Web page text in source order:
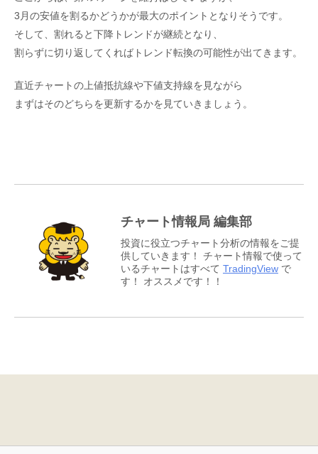
3月の安値を割るかどうかが最大のポイントとなりそうです。
そして、割れると下降トレンドが継続となり、
割らずに切り返してくればトレンド転換の可能性が出てきます。
直近チャートの上値抵抗線や下値支持線を見ながら
まずはそのどちらを更新するかを見ていきましょう。
チャート情報局 編集部
投資に役立つチャート分析の情報をご提
供していきます！ チャート情報で使って
いるチャートはすべて TradingView で
す！ オススメです！！